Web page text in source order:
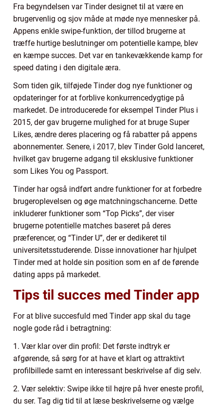
Fra begyndelsen var Tinder designet til at være en
brugervenlig og sjov måde at møde nye mennesker på.
Appens enkle swipe-funktion, der tillod brugerne at
træffe hurtige beslutninger om potentielle kampe, blev
en kæmpe succes. Det var en tankevækkende kamp for
speed dating i den digitale æra.
Som tiden gik, tilføjede Tinder dog nye funktioner og
opdateringer for at forblive konkurrencedygtige på
markedet. De introducerede for eksempel Tinder Plus i
2015, der gav brugerne mulighed for at bruge Super
Likes, ændre deres placering og få rabatter på appens
abonnementer. Senere, i 2017, blev Tinder Gold lanceret,
hvilket gav brugerne adgang til eksklusive funktioner
som Likes You og Passport.
Tinder har også indført andre funktioner for at forbedre
brugeroplevelsen og øge matchningschancerne. Dette
inkluderer funktioner som “Top Picks”, der viser
brugerne potentielle matches baseret på deres
præferencer, og “Tinder U”, der er dedikeret til
universitetsstuderende. Disse innovationer har hjulpet
Tinder med at holde sin position som en af de førende
dating apps på markedet.
Tips til succes med Tinder app
For at blive succesfuld med Tinder app skal du tage
nogle gode råd i betragtning:
1. Vær klar over din profil: Det første indtryk er
afgørende, så sørg for at have et klart og attraktivt
profilbillede samt en interessant beskrivelse af dig selv.
2. Vær selektiv: Swipe ikke til højre på hver eneste profil,
du ser. Tag dig tid til at læse beskrivelserne og vælge